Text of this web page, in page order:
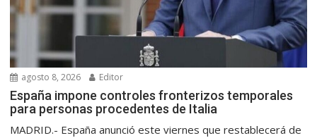
agosto 8, 2026 Editor
España impone controles fronterizos temporales
para personas procedentes de Italia
MADRID.- España anunció este viernes que restablecerá de